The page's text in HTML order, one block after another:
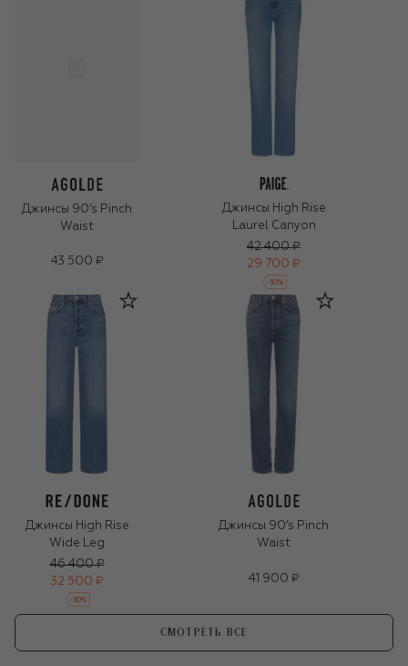
Джинсы 90’s Pinch
Waist
43 500 ₽
Джинсы High Rise
Laurel Canyon
42 400 ₽
29 700 ₽
-30%
Джинсы High Rise
Wide Leg
46 400 ₽
32 500 ₽
-30%
Джинсы 90’s Pinch
Waist
41 900 ₽
СМОТРЕТЬ ВСЕ